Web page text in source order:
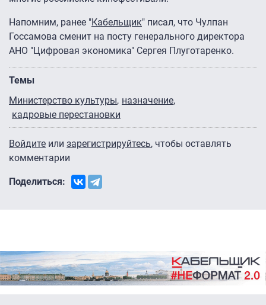
Напомним, ранее "Кабельщик" писал, что Чулпан
Госсамова сменит на посту генерального директора
АНО "Цифровая экономика" Сергея Плуготаренко.
Темы
Министерство культуры назначение
кадровые перестановки
Войдите или зарегистрируйтесь, чтобы оставлять
комментарии
Поделиться: